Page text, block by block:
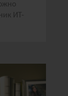
ИТ-